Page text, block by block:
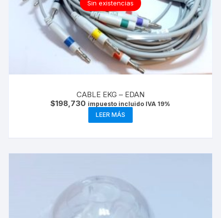
Sin existencias
CABLE EKG – EDAN
$198,730 impuesto incluido IVA 19%
LEER MÁS